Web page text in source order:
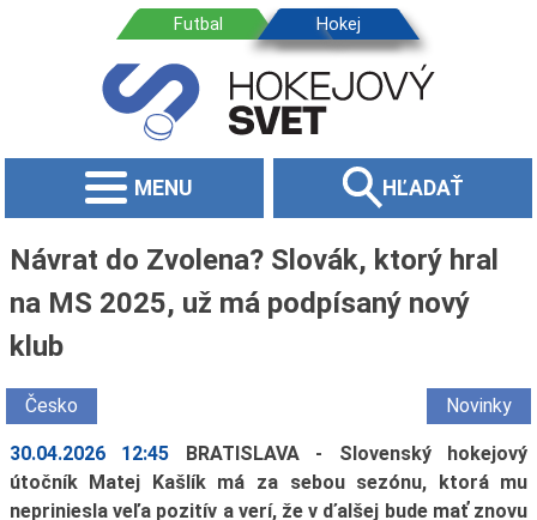
MENU HĽADAŤ
Návrat do Zvolena? Slovák, ktorý hral
na MS 2025, už má podpísaný nový
klub
Česko Novinky
30.04.2026 12:45
BRATISLAVA - Slovenský hokejový
útočník Matej Kašlík má za sebou sezónu, ktorá mu
nepriniesla veľa pozitív a verí, že v ďalšej bude mať znovu